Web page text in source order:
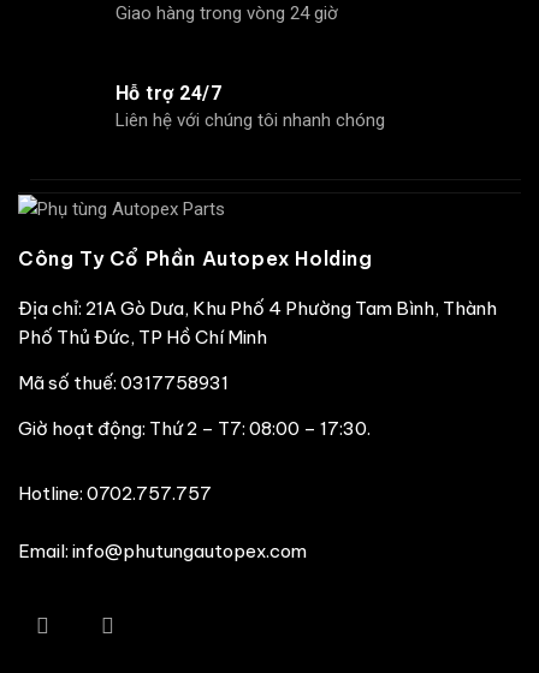
Giao hàng trong vòng 24 giờ
Hỗ trợ 24/7
Liên hệ với chúng tôi nhanh chóng
Công Ty Cổ Phần Autopex Holding
Địa chỉ: 21A Gò Dưa, Khu Phố 4 Phường Tam Bình, Thành
Phố Thủ Đức, TP Hồ Chí Minh
Mã số thuế: 0317758931
Giờ hoạt động: Thứ 2 – T7: 08:00 – 17:30.
Hotline: 0702.757.757
Email: info@phutungautopex.com